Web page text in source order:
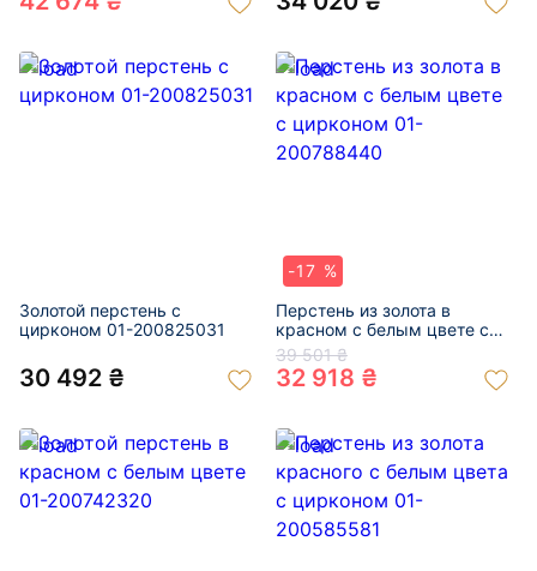
Золотой перстень с
цирконом 01-200825031
30 492 ₴
-17 %
Перстень из золота в
красном с белым цвете с
цирконом 01-200788440
39 501 ₴
32 918 ₴